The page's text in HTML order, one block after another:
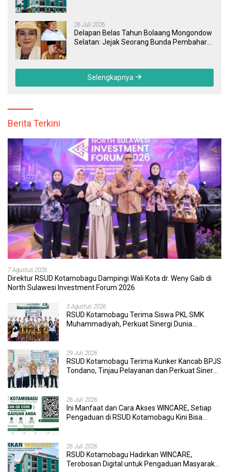
26 Juli 2026
Delapan Belas Tahun Bolaang Mongondow
Selatan: Jejak Seorang Bunda Pembaharu
Selengkapnya
Berita Terkini
7 Agustus 2026
Direktur RSUD Kotamobagu Dampingi Wali Kota dr. Weny Gaib di
North Sulawesi Investment Forum 2026
3 Agustus 2026
RSUD Kotamobagu Terima Siswa PKL SMK
Muhammadiyah, Perkuat Sinergi Dunia
29 Juli 2026
RSUD Kotamobagu Terima Kunker Kancab BPJS
Tondano, Tinjau Pelayanan dan Perkuat Sinergi
26 Juli 2026
Ini Manfaat dan Cara Akses WINCARE, Setiap
Pengaduan di RSUD Kotamobagu Kini Bisa
26 Juli 2026
RSUD Kotamobagu Hadirkan WINCARE,
Terobosan Digital untuk Pengaduan Masyarakat